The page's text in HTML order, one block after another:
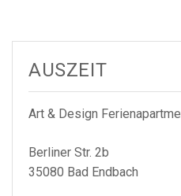
AUSZEIT
Art & Design
Berliner Str. 2b
35080 Bad Endbach